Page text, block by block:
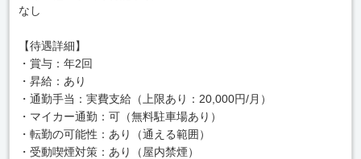
なし
【待遇詳細】
・賞与：年2回
・昇給：あり
・通勤手当：実費支給（上限あり：20,000円/月）
・マイカー通勤：可（無料駐車場あり）
・転勤の可能性：あり（通える範囲）
・受動喫煙対策：あり（屋内禁煙）